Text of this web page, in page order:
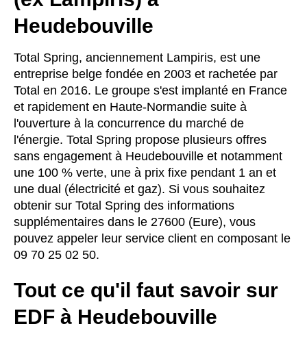
Heudebouville
Total Spring, anciennement Lampiris, est une
entreprise belge fondée en 2003 et rachetée par
Total en 2016. Le groupe s'est implanté en France
et rapidement en Haute-Normandie suite à
l'ouverture à la concurrence du marché de
l'énergie. Total Spring propose plusieurs offres
sans engagement à Heudebouville et notamment
une 100 % verte, une à prix fixe pendant 1 an et
une dual (électricité et gaz). Si vous souhaitez
obtenir sur Total Spring des informations
supplémentaires dans le 27600 (Eure), vous
pouvez appeler leur service client en composant le
09 70 25 02 50.
Tout ce qu'il faut savoir sur
EDF à Heudebouville